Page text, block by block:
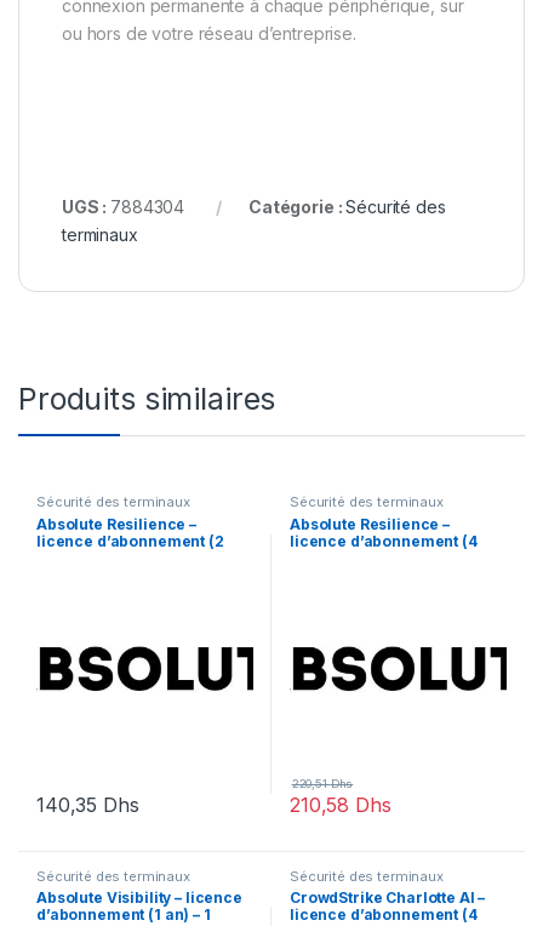
connexion permanente à chaque périphérique, sur
ou hors de votre réseau d’entreprise.
UGS : 7884304 Catégorie :Sécurité des
terminaux
Produits similaires
Sécurité des terminaux
Absolute Resilience –
licence d’abonnement (2
140,35 Dhs
Sécurité des terminaux
Absolute Resilience –
licence d’abonnement (4
210,58 Dhs
220,51Dhs
Sécurité des terminaux
Absolute Visibility – licence
d’abonnement (1 an) – 1
Sécurité des terminaux
CrowdStrike Charlotte AI –
licence d’abonnement (4